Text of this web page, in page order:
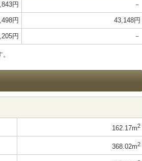
円 －
円 43,148円
円 －
162.17m2
368.02m2